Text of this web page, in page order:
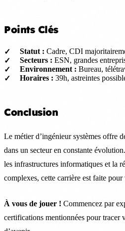
Points Clés
Statut : Cadre, CDI
Secteurs : ESN, grandes
Environnement : Bureau,
Horaires : 39h, astreintes
Conclusion
Le métier d’ingénieur systèmes offre
dans un secteur en constante
les infrastructures informatiques et la
complexes, cette carrière est faite pour
À vous de jouer ! Commencez par
certifications mentionnées pour tracer